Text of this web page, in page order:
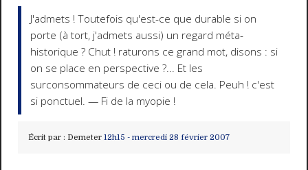
J'admets ! Toutefois qu'est-ce que durable si on
porte (à tort, j'admets aussi) un regard méta-
historique ? Chut ! raturons ce grand mot, disons : si
on se place en perspective ?... Et les
surconsommateurs de ceci ou de cela. Peuh ! c'est
si ponctuel. — Fi de la myopie !
Écrit par : Demeter 12h15 - mercredi 28 février 2007